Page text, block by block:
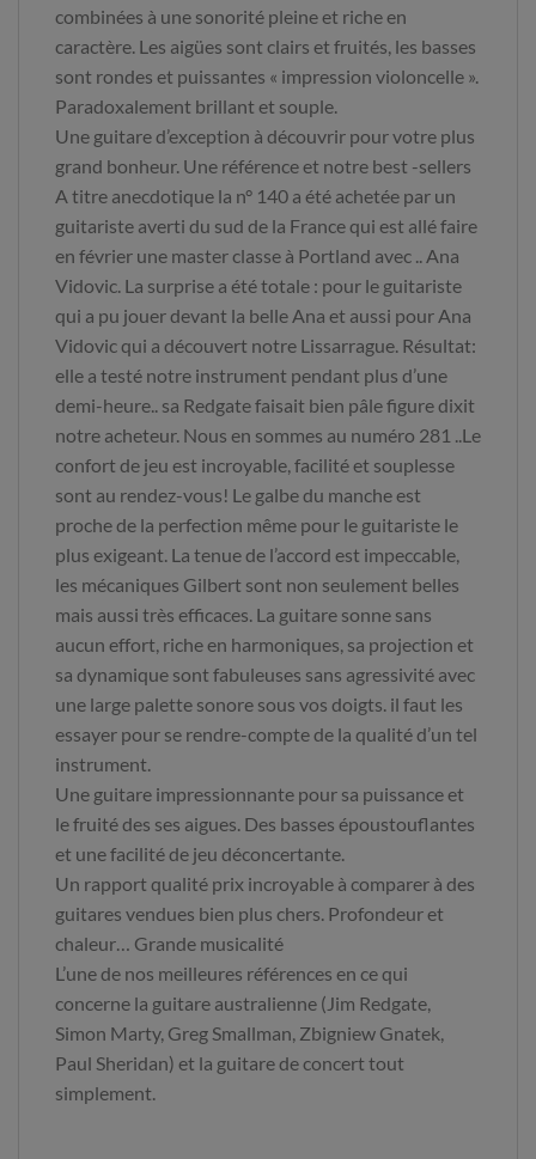
combinées à une sonorité pleine et riche en
caractère. Les aigües sont clairs et fruités, les basses
sont rondes et puissantes « impression violoncelle ».
Paradoxalement brillant et souple.
Une guitare d’exception à découvrir pour votre plus
grand bonheur. Une référence et notre best -sellers
A titre anecdotique la n° 140 a été achetée par un
guitariste averti du sud de la France qui est allé faire
en février une master classe à Portland avec .. Ana
Vidovic. La surprise a été totale : pour le guitariste
qui a pu jouer devant la belle Ana et aussi pour Ana
Vidovic qui a découvert notre Lissarrague. Résultat:
elle a testé notre instrument pendant plus d’une
demi-heure.. sa Redgate faisait bien pâle figure dixit
notre acheteur. Nous en sommes au numéro 281 ..Le
confort de jeu est incroyable, facilité et souplesse
sont au rendez-vous! Le galbe du manche est
proche de la perfection même pour le guitariste le
plus exigeant. La tenue de l’accord est impeccable,
les mécaniques Gilbert sont non seulement belles
mais aussi très efficaces. La guitare sonne sans
aucun effort, riche en harmoniques, sa projection et
sa dynamique sont fabuleuses sans agressivité avec
une large palette sonore sous vos doigts. il faut les
essayer pour se rendre-compte de la qualité d’un tel
instrument.
Une guitare impressionnante pour sa puissance et
le fruité des ses aigues. Des basses époustouflantes
et une facilité de jeu déconcertante.
Un rapport qualité prix incroyable à comparer à des
guitares vendues bien plus chers. Profondeur et
chaleur… Grande musicalité
L’une de nos meilleures références en ce qui
concerne la guitare australienne (Jim Redgate,
Simon Marty, Greg Smallman, Zbigniew Gnatek,
Paul Sheridan) et la guitare de concert tout
simplement.